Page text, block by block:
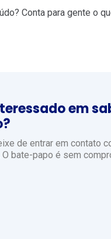
Conta para gente o
em
de entrar em contato
bate-papo é sem